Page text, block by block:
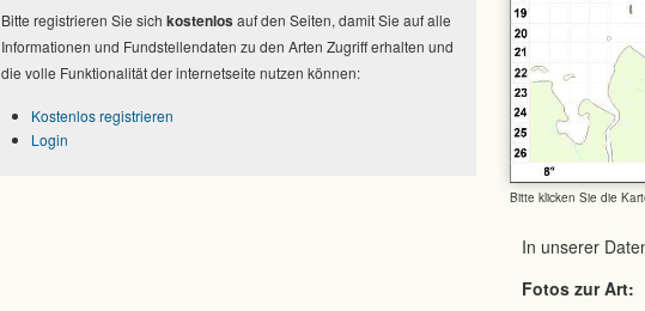
Bitte klicken Sie die
In unserer
Fotos zur Art:
Bitte registrieren Sie sich kostenlos auf den Seiten, damit Sie auf alle
Informationen und Fundstellendaten zu den Arten Zugriff erhalten und
die volle Funktionalität der internetseite nutzen können:
Kostenlos registrieren
Login